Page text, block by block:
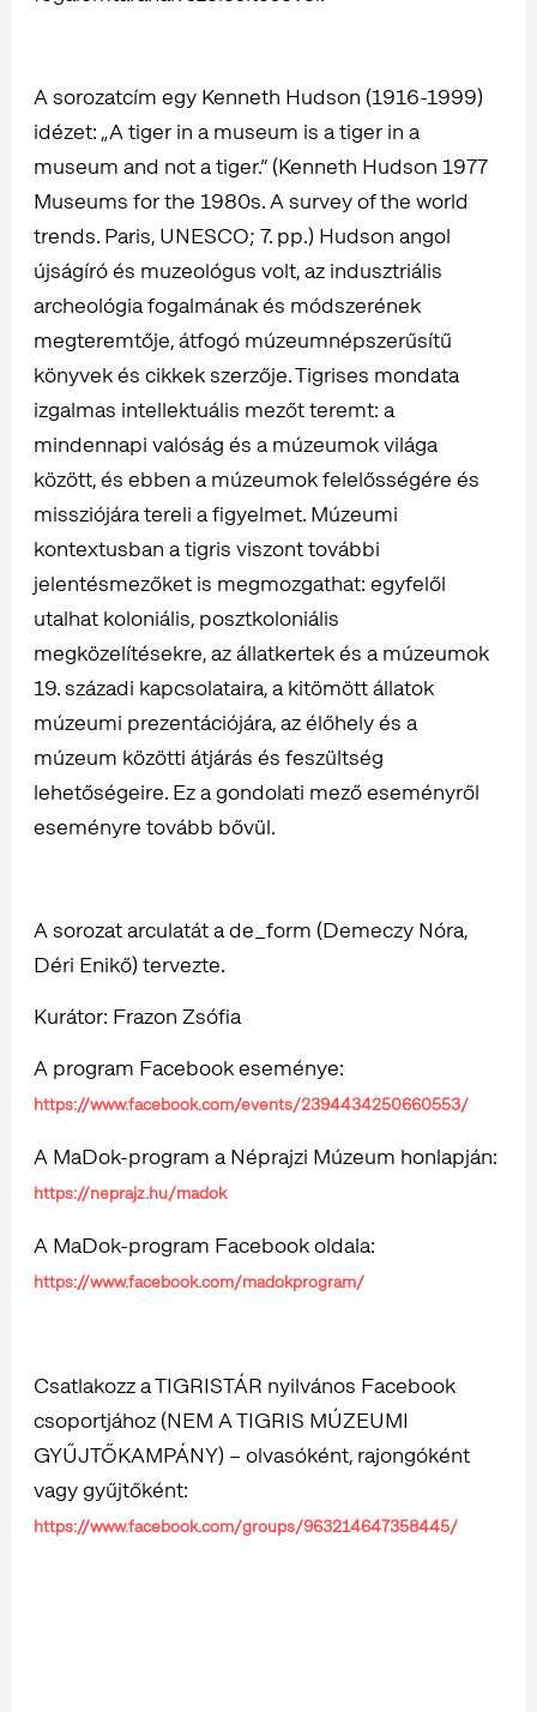
A sorozatcím egy Kenneth Hudson (1916-1999)
idézet: „A tiger in a museum is a tiger in a
museum and not a tiger.” (Kenneth Hudson 1977
Museums for the 1980s. A survey of the world
trends. Paris, UNESCO; 7. pp.) Hudson angol
újságíró és muzeológus volt, az indusztriális
archeológia fogalmának és módszerének
megteremtője, átfogó múzeumnépszerűsítű
könyvek és cikkek szerzője. Tigrises mondata
izgalmas intellektuális mezőt teremt: a
mindennapi valóság és a múzeumok világa
között, és ebben a múzeumok felelősségére és
missziójára tereli a figyelmet. Múzeumi
kontextusban a tigris viszont további
jelentésmezőket is megmozgathat: egyfelől
utalhat koloniális, posztkoloniális
megközelítésekre, az állatkertek és a múzeumok
19. századi kapcsolataira, a kitömött állatok
múzeumi prezentációjára, az élőhely és a
múzeum közötti átjárás és feszültség
lehetőségeire. Ez a gondolati mező eseményről
eseményre tovább bővül.
A sorozat arculatát a de_form (Demeczy Nóra,
Déri Enikő) tervezte.
Kurátor: Frazon Zsófia
A program Facebook eseménye:
https://www.facebook.com/events/2394434250660553/
A MaDok-program a Néprajzi Múzeum honlapján:
https://neprajz.hu/madok
A MaDok-program Facebook oldala:
https://www.facebook.com/madokprogram/
Csatlakozz a TIGRISTÁR nyilvános Facebook
csoportjához (NEM A TIGRIS MÚZEUMI
GYŰJTŐKAMPÁNY) – olvasóként, rajongóként
vagy gyűjtőként:
https://www.facebook.com/groups/963214647358445/